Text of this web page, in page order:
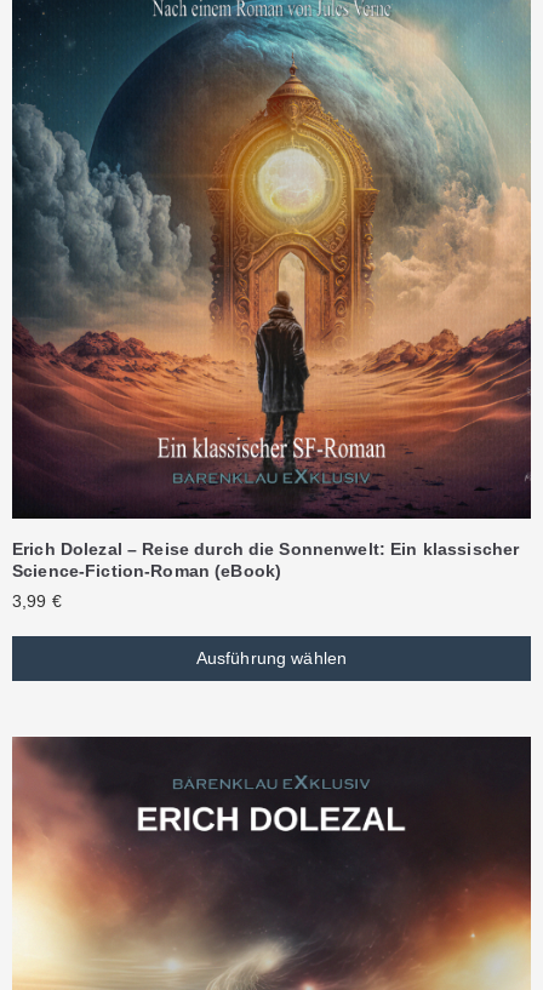
Erich Dolezal – Reise durch die Sonnenwelt: Ein klassischer
Science-Fiction-Roman (eBook)
3,99 €
Ausführung wählen